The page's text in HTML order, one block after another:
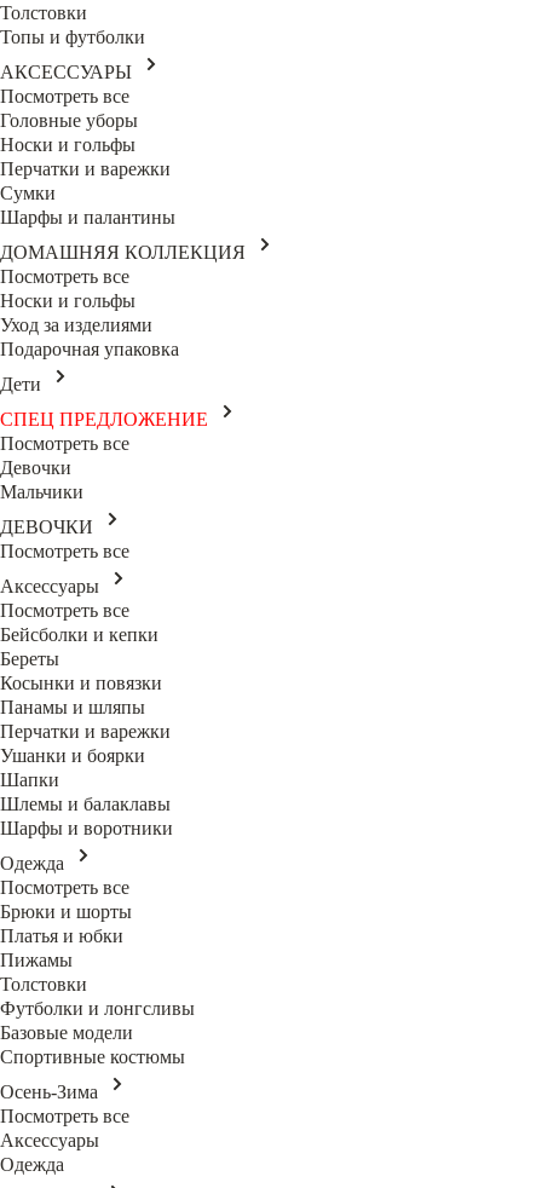
Толстовки
Топы и футболки
АКСЕССУАРЫ
Посмотреть все
Головные уборы
Носки и гольфы
Перчатки и варежки
Сумки
Шарфы и палантины
ДОМАШНЯЯ КОЛЛЕКЦИЯ
Посмотреть все
Носки и гольфы
Уход за изделиями
Подарочная упаковка
Дети
СПЕЦ ПРЕДЛОЖЕНИЕ
Посмотреть все
Девочки
Мальчики
ДЕВОЧКИ
Посмотреть все
Аксессуары
Посмотреть все
Бейсболки и кепки
Береты
Косынки и повязки
Панамы и шляпы
Перчатки и варежки
Ушанки и боярки
Шапки
Шлемы и балаклавы
Шарфы и воротники
Одежда
Посмотреть все
Брюки и шорты
Платья и юбки
Пижамы
Толстовки
Футболки и лонгсливы
Базовые модели
Спортивные костюмы
Осень-Зима
Посмотреть все
Аксессуары
Одежда